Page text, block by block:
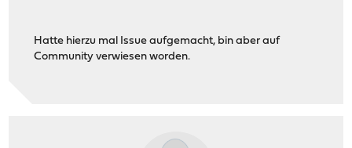
Hatte hierzu mal Issue aufgemacht, bin aber auf
Community verwiesen worden.